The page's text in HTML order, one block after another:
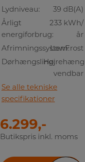
Lydniveau:
39 dB(A)
Årligt
energiforbrug:
233 kWh/
år
Afrimningssystem:
LowFrost
Dørhængsling:
vendbar
Se alle tekniske
specifikationer
6.299,-
Butikspris inkl. moms